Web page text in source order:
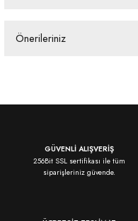
Önerileriniz
Ürün resmi kalitesiz, bozuk
Ürün açıklamasında eksik
GÜVENLİ ALIŞVERİŞ
256Bit SSL sertifikası ile tüm
siparişleriniz güvende.